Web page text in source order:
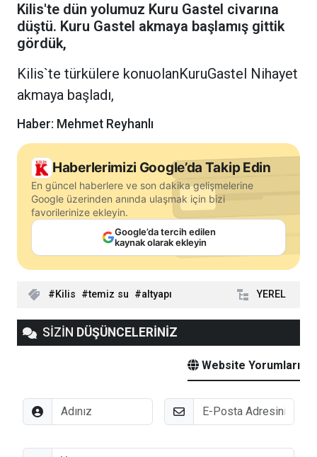
Kilis'te dün yolumuz Kuru Gastel civarına
düştü. Kuru Gastel akmaya başlamış gittik
gördük,
Kilis`te türkülere konuolanKuruGastel Nihayet
akmaya başladı,
Haber: Mehmet Reyhanlı
Haberlerimizi Google’da Takip Edin
En güncel haberlere ve son dakika gelişmelerine
Google üzerinden anında ulaşmak için bizi
favorilerinize ekleyin.
Google’da tercih edilen
kaynak olarak ekleyin
Kilis temiz su altyapı YEREL
SİZİN DÜŞÜNCELERİNİZ
Website Yorumları
Adınız E-Posta